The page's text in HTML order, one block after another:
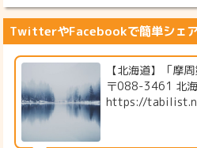
TwitterやFacebookで簡単シェ
【北海道】「摩
〒088-3461 北
https://